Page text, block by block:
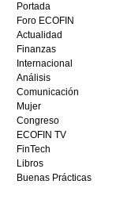
mejor
bono
sin
depósito
casino
en
España,
visita
este
sitio
restaurantedonmauro.es
y
Portada
Foro ECOFIN
Actualidad
Finanzas
Internacional
Análisis
Comunicación
Mujer
Congreso
ECOFIN TV
FinTech
Libros
Buenas Prácticas